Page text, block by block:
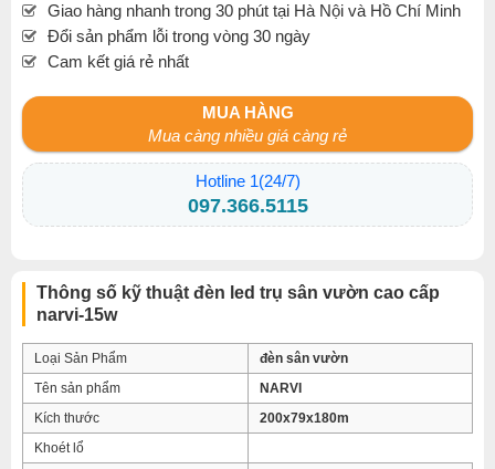
Giao hàng nhanh trong 30 phút tại Hà Nội và Hồ Chí Minh
Đổi sản phẩm lỗi trong vòng 30 ngày
Cam kết giá rẻ nhất
MUA HÀNG
Mua càng nhiều giá càng rẻ
Hotline 1(24/7)
097.366.5115
Thông số kỹ thuật đèn led trụ sân vườn cao cấp
narvi-15w
Loại Sản Phẩm
đèn sân vườn
Tên sản phẩm
NARVI
Kích thước
200x79x180m
Khoét lổ